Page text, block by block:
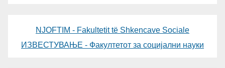
NJOFTIM - Fakultetit të Shkencave Sociale
ИЗВЕСТУВАЊЕ - Факултетот за социјални науки